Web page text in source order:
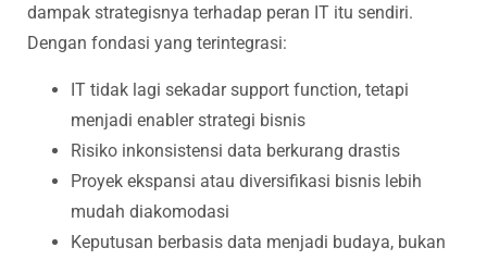
dampak strategisnya terhadap peran IT itu sendiri.
Dengan fondasi yang terintegrasi:
IT tidak lagi sekadar support function, tetapi
menjadi enabler strategi bisnis
Risiko inkonsistensi data berkurang drastis
Proyek ekspansi atau diversifikasi bisnis lebih
mudah diakomodasi
Keputusan berbasis data menjadi budaya, bukan